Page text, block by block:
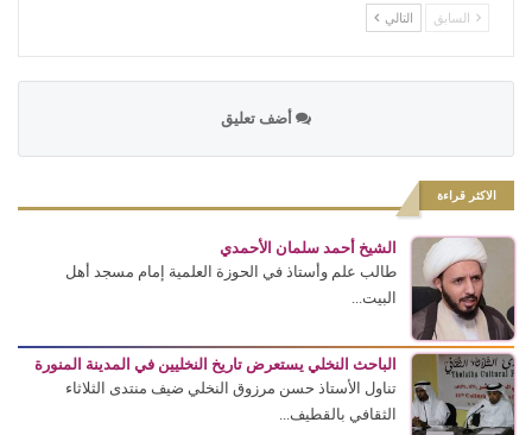
السابق التالي
أضف تعليق
الاكثر قراءة
الشيخ أحمد سلمان الأحمدي
طالب علم وأستاذ في الحوزة العلمية إمام مسجد أهل
البيت...
الباحث النخلي يستعرض تاريخ النخليين في المدينة المنورة
تناول الأستاذ حسن مرزوق النخلي ضيف منتدى الثلاثاء
الثقافي بالقطيف...